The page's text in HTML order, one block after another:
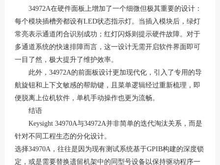
34972A在硬件面板上增加了一个细微但极其重要的设计：
每个模块插槽旁都设有LED状态指示灯。当插入模块后，绿灯
常亮表示通道闭合识别成功；红灯闪烁则提示硬件故障。对于
多通道系统的快速排障而言，这一设计无需开启软件界面即可
一目了然，极大提升了维护效率。
此外， 34972A的前面板设计更加现代化，引入了专用的导
航旋钮和上下文敏感的帮助键，且菜单逻辑经过重新梳理，即
便脱离上位机软件，单机手动操作也更为流畅。
结语
Keysight 34970A与34972A并非简单的迭代淘汰关系，而是
针对不同工程生态的分化设计。
选择34970A，往往是因为现有测试系统基于GPIB构建的深度锁
定，或是需要替换遗留机架中的同型号设备以保持驱动程序一